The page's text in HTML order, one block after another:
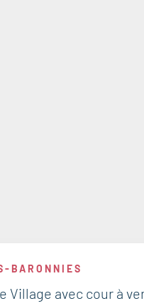
BARONNIES
Village avec cour à